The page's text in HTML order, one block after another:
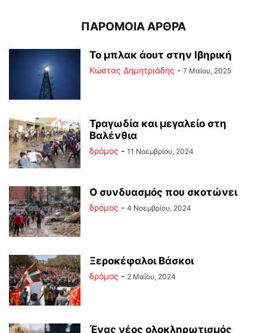
ΠΑΡΟΜΟΙΑ ΑΡΘΡΑ
Το μπλακ άουτ στην Ιβηρική
Kώστας Δημητριάδης - 7 Μαΐου, 2025
Τραγωδία και μεγαλείο στη
Βαλένθια
δρόμος - 11 Νοεμβρίου, 2024
Ο συνδυασμός που σκοτώνει
δρόμος - 4 Νοεμβρίου, 2024
Ξεροκέφαλοι Βάσκοι
δρόμος - 2 Μαΐου, 2024
Ένας νέος ολοκληρωτισμός